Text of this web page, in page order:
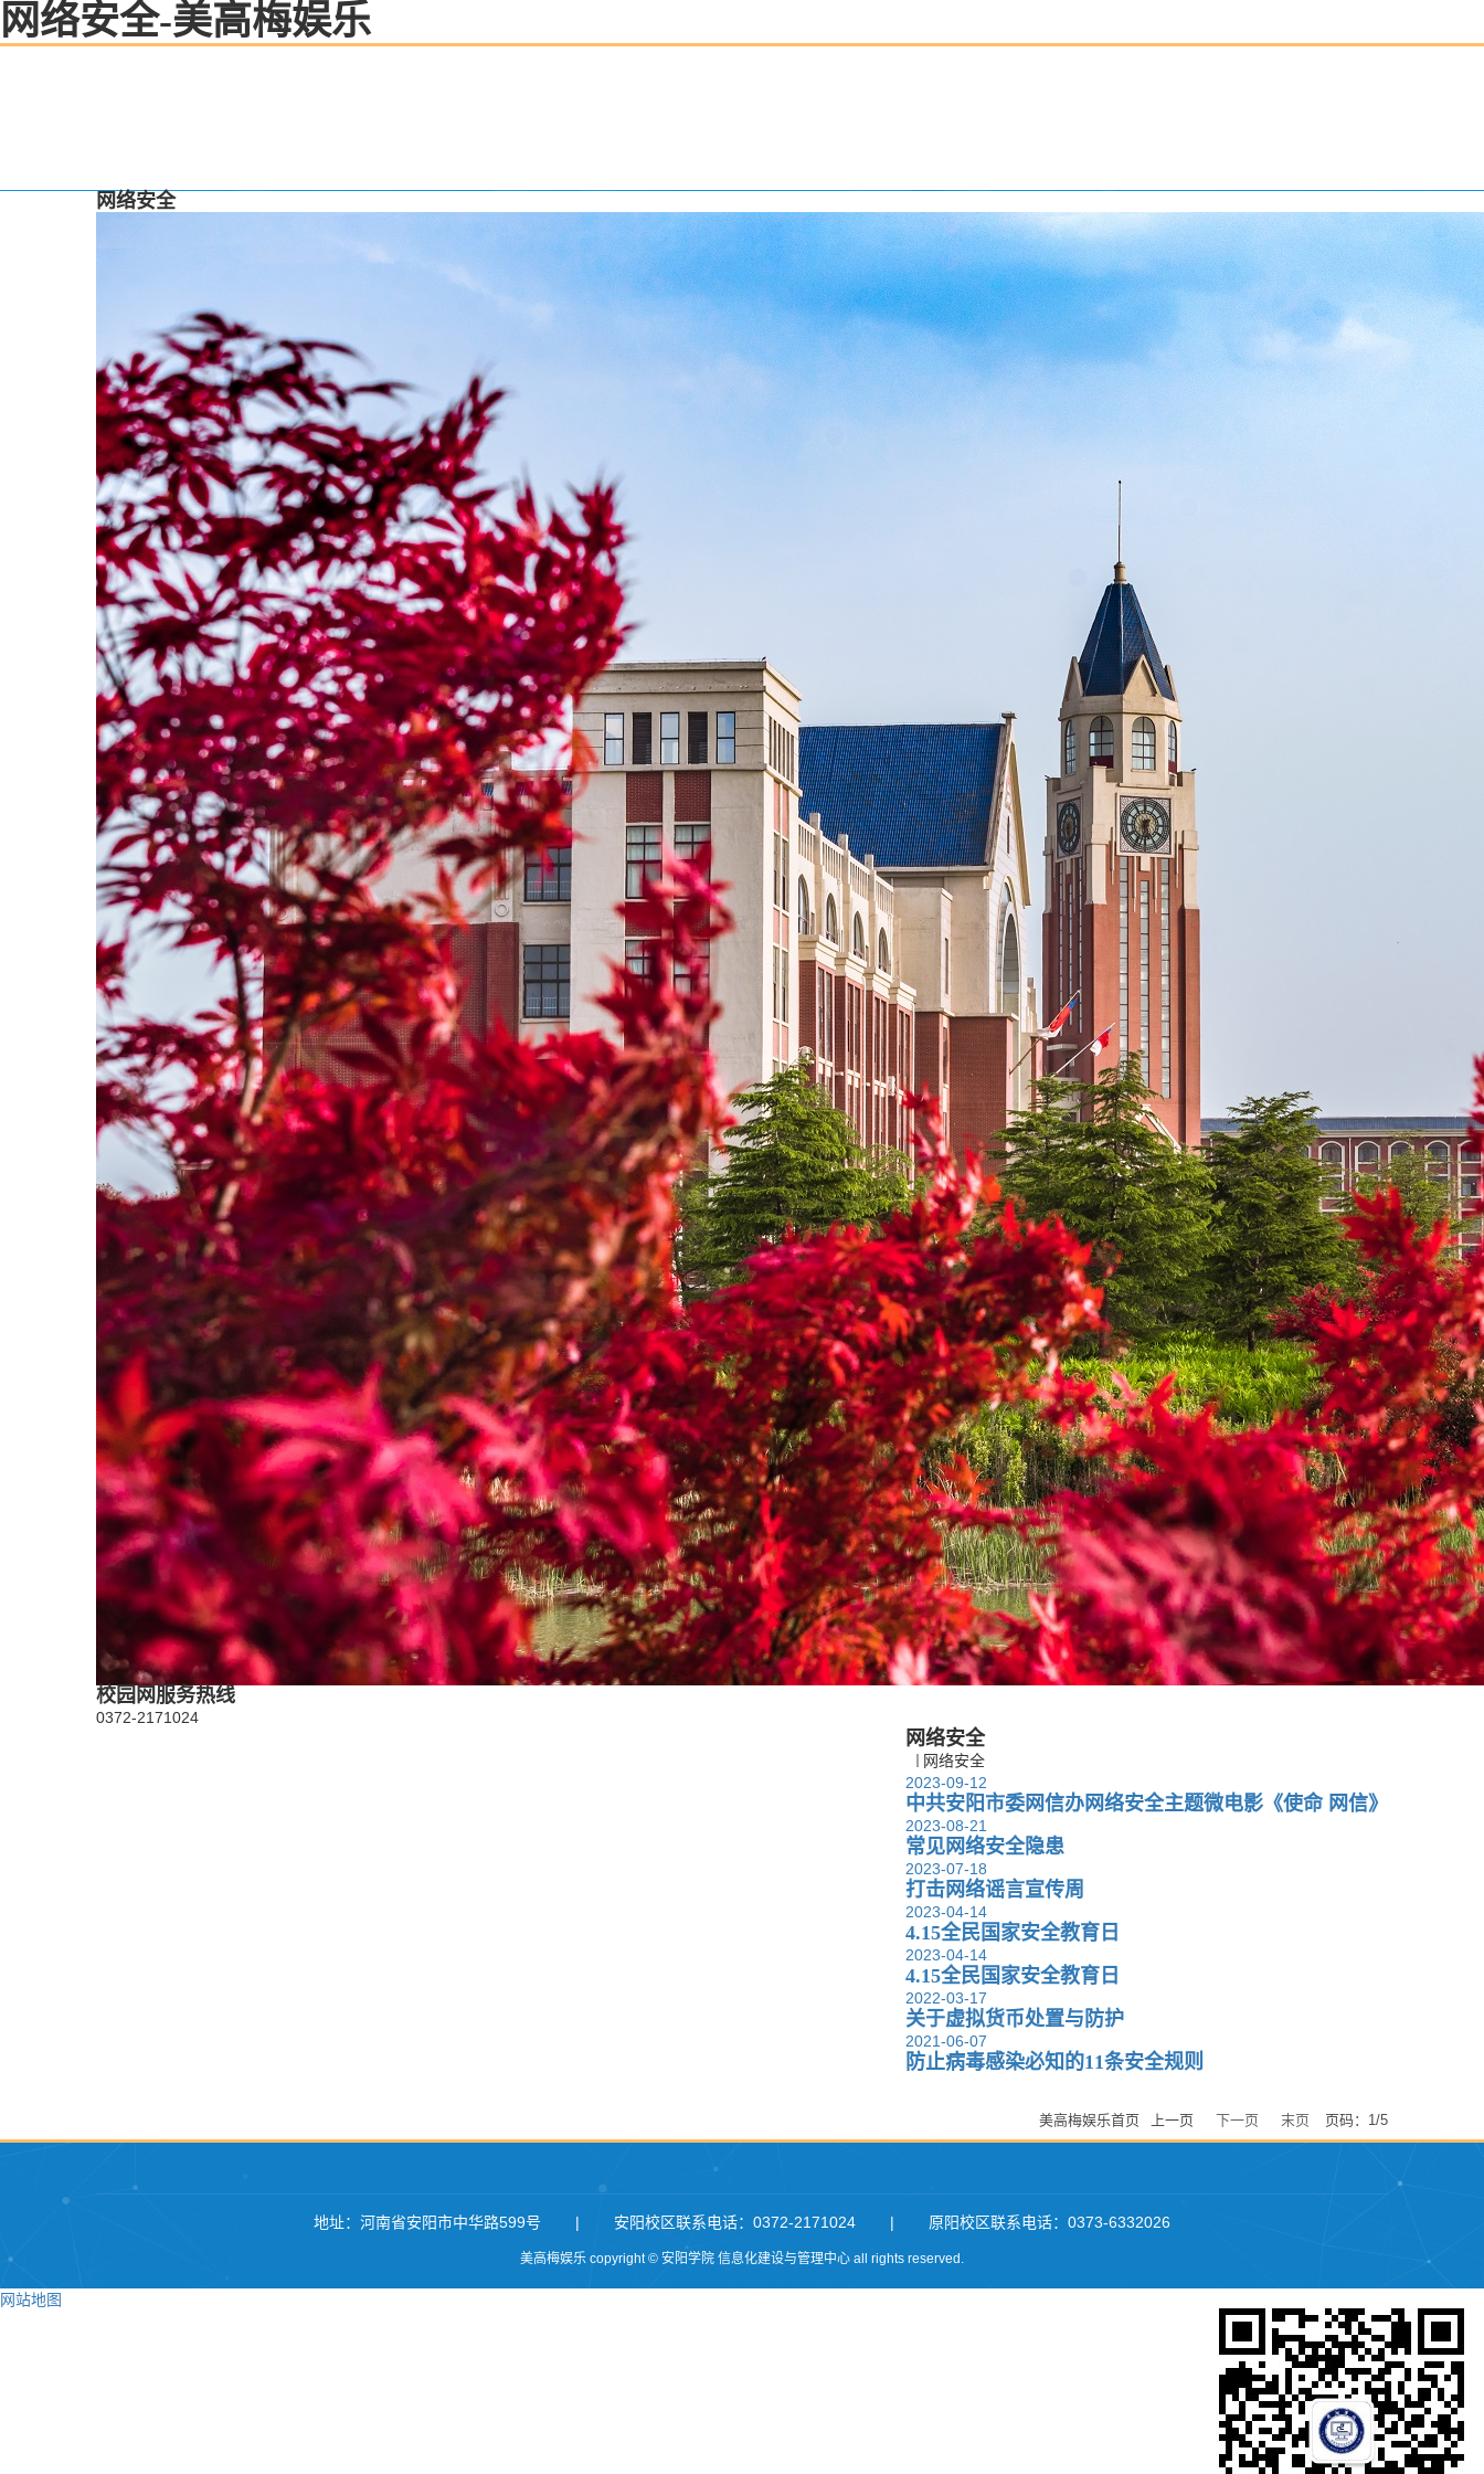
网络安全-美高梅娱乐
网络安全
校园网服务热线
0372-2171024
网络安全
网络安全
2023-09-12
中共安阳市委网信办网络安全主题微电影《使命 网信》
2023-08-21
常见网络安全隐患
2023-07-18
打击网络谣言宣传周
2023-04-14
4.15全民国家安全教育日
2023-04-14
4.15全民国家安全教育日
2022-03-17
关于虚拟货币处置与防护
2021-06-07
防止病毒感染必知的11条安全规则
美高梅娱乐首页 上一页 下一页 末页 页码：1/5
地址：河南省安阳市中华路599号 | 安阳校区联系电话：0372-2171024 | 原阳校区联系电话：0373-6332026
美高梅娱乐 copyright © 安阳学院 信息化建设与管理中心 all rights reserved.
网站地图